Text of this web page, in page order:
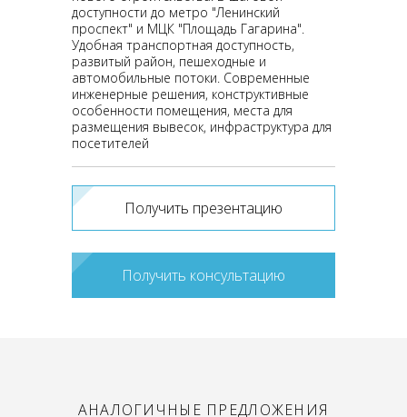
доступности до метро "Ленинский
проспект" и МЦК "Площадь Гагарина".
Удобная транспортная доступность,
развитый район, пешеходные и
автомобильные потоки. Современные
инженерные решения, конструктивные
особенности помещения, места для
размещения вывесок, инфраструктура для
посетителей
Получить презентацию
Получить консультацию
АНАЛОГИЧНЫЕ ПРЕДЛОЖЕНИЯ